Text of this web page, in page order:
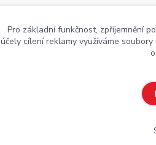
Po-Pá: 8:00 - 17:30
So: 9:00 - 12:00
Pro základní funkčnost, zpříjemnění
účely cílení reklamy využíváme